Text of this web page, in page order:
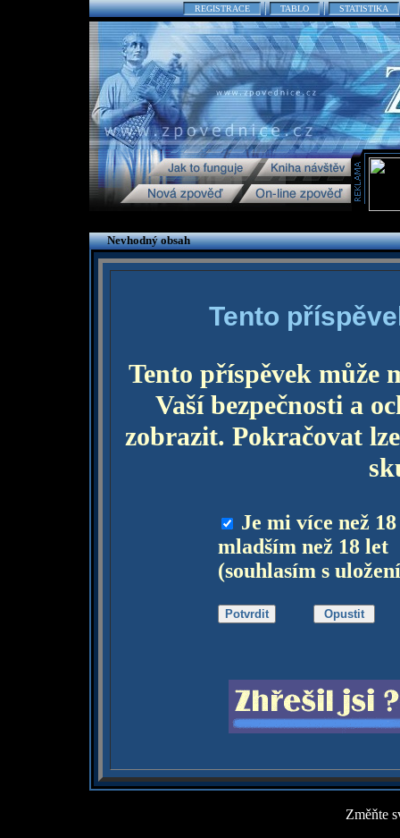
REGISTRACE TABLO STATISTIKA
Nevhodný obsah
Tento
Tento příspěvek může
Vaší bezpečnosti a
zobrazit. Pokračovat
Je mi více než
mladším než 18 let
(souhlasím s
Změňte